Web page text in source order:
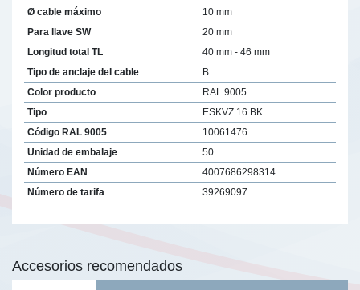
Ø cable máximo
10 mm
Para llave SW
20 mm
Longitud total TL
40 mm - 46 mm
Tipo de anclaje del cable
B
Color producto
RAL 9005
Tipo
ESKVZ 16 BK
Código RAL 9005
10061476
Unidad de embalaje
50
Número EAN
4007686298314
Número de tarifa
39269097
Accesorios recomendados